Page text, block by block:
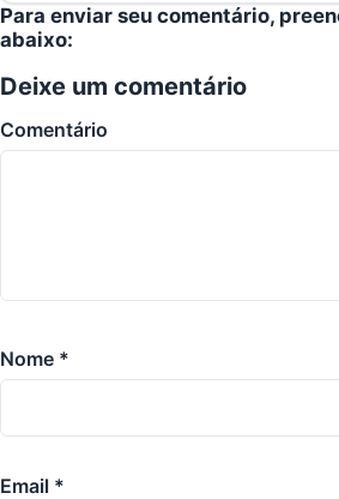
Para enviar seu comentário,
abaixo:
Deixe um comentário
Comentário
Nome *
Email *